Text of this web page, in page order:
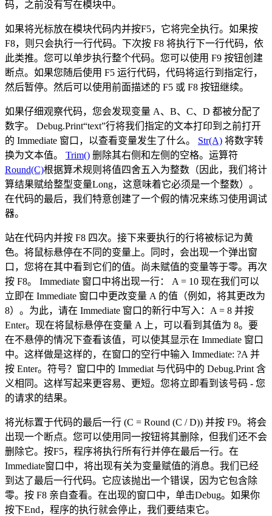
码，之前没有写在模块中。
如果将光标放在模块代码内并按F5，它将完全执行。如果按
F8，则只会执行一行代码。下次按 F8 将执行下一行代码，依
此类推。您可以单步执行整个代码。您可以使用 F9 按钮创建
断点。如果您随后使用 F5 运行代码，代码将运行到指定行，
然后暂停。然后可以使用前面描述的 F5 或 F8 按钮继续。
如果仔细观察代码，您会发现变量 A、B、C、D 都被分配了
数字。 Debug.Print“text”行将我们指定的文本打印到之前打开
的 Immediate 窗口，以查看变量发生了什么。 Str(A) 将数字转
换为文本值。 Trim() 删除其右侧和左侧的空格。运算符
Round(C)根据算术规则将值四舍五入为整数（因此，我们将计
算结果赋给整型变量Long，这意味着它必须是一个整数）。
在代码的最后，我们特意创建了一个假的情况来练习使用调试
器。
站在代码内并按 F8 四次。接下来要执行的行将被标记为黄
色。将鼠标悬停在不同的变量上。同时，会出现一个弹出窗
口，您将在其中看到它们的值。尚未赋值的变量等于零。再次
按 F8。 Immediate 窗口中将出现一行： A = 10 现在我们可以
立即在 Immediate 窗口中更改变量 A 的值（例如，将其更改为
8）。为此，请在 Immediate 窗口的新行中写入：A = 8 并按
Enter。现在将鼠标悬停在变量 A 上，可以看到其值为 8。要
在不悬停的情况下查看该值，可以使其显示在 Immediate 窗口
中。这样做是这样的，在窗口的空行中输入 Immediate: ?A 并
按 Enter。符号？窗口中的 Immediat 与代码中的 Debug.Print 含
义相同。这样写起来更容易、更短。您将立即看到该号码 - 您
的请求的结果。
将光标置于代码的最后一行 (C = Round (C / D)) 并按 F9。将会
出现一个断点。您可以使用同一按钮将其删除，但我们还不会
删除它。按F5，程序将执行所有行并停在最后一行。在
Immediate窗口中，将出现有关为变量赋值的消息。我们已经
到达了最后一行代码。它应该抛出一个错误，因为它包含除
零。按 F8 亲自查看。在出现的窗口中，单击Debug。如果你
按下End，程序的执行就会停止，我们要结束它。